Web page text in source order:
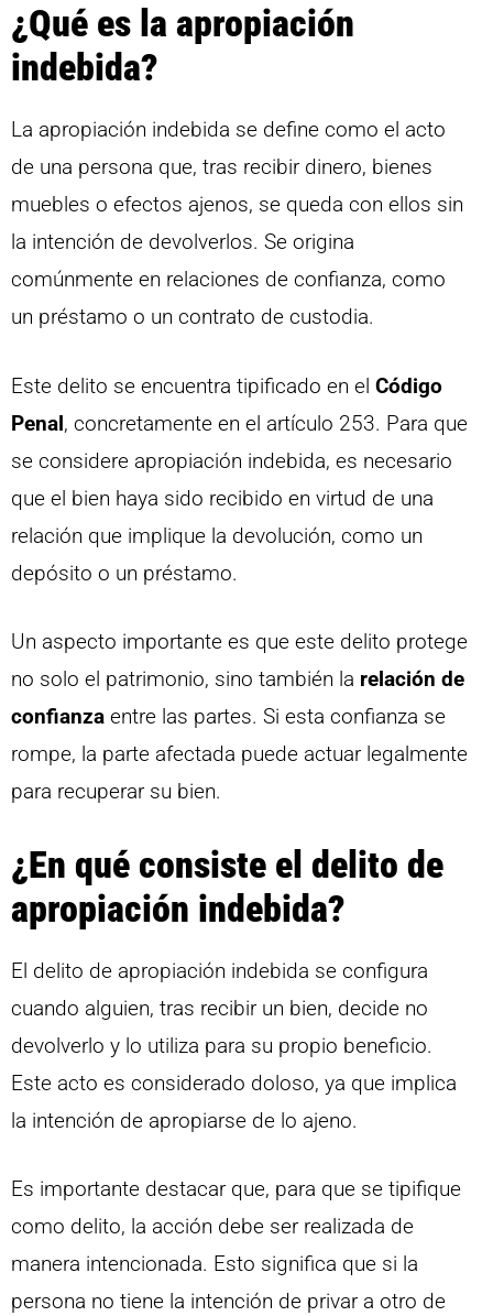
¿Qué es la apropiación
indebida?
La apropiación indebida se define como el acto
de una persona que, tras recibir dinero, bienes
muebles o efectos ajenos, se queda con ellos sin
la intención de devolverlos. Se origina
comúnmente en relaciones de confianza, como
un préstamo o un contrato de custodia.
Este delito se encuentra tipificado en el Código
Penal, concretamente en el artículo 253. Para que
se considere apropiación indebida, es necesario
que el bien haya sido recibido en virtud de una
relación que implique la devolución, como un
depósito o un préstamo.
Un aspecto importante es que este delito protege
no solo el patrimonio, sino también la relación de
confianza entre las partes. Si esta confianza se
rompe, la parte afectada puede actuar legalmente
para recuperar su bien.
¿En qué consiste el delito de
apropiación indebida?
El delito de apropiación indebida se configura
cuando alguien, tras recibir un bien, decide no
devolverlo y lo utiliza para su propio beneficio.
Este acto es considerado doloso, ya que implica
la intención de apropiarse de lo ajeno.
Es importante destacar que, para que se tipifique
como delito, la acción debe ser realizada de
manera intencionada. Esto significa que si la
persona no tiene la intención de privar a otro de